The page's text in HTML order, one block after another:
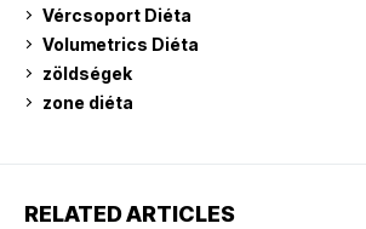
Vércsoport Diéta
Volumetrics Diéta
zöldségek
zone diéta
RELATED ARTICLES